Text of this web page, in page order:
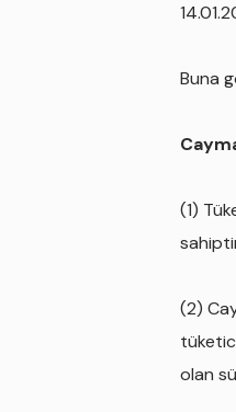
Buna
(1)
(2)
olan